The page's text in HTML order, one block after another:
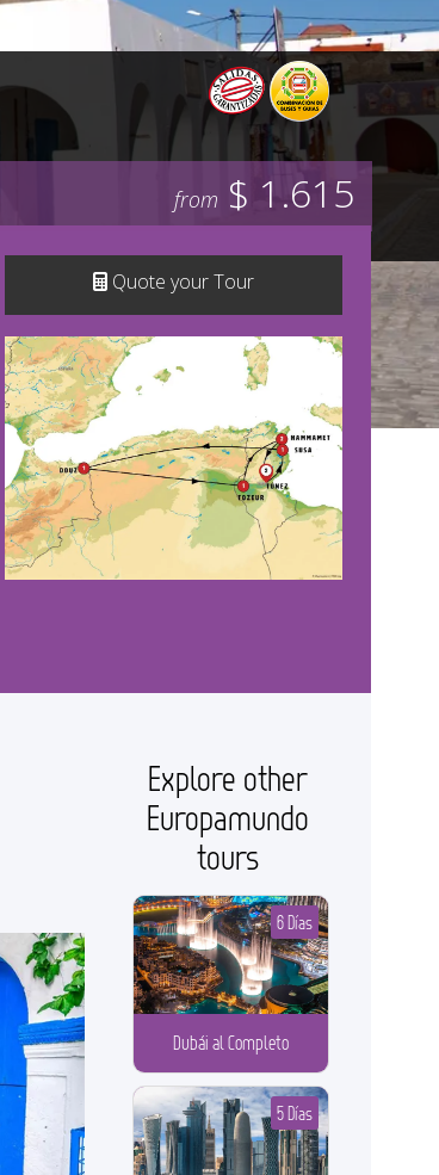
from $ 1.615
Quote your Tour
Explore other
Europamundo
tours
Dubái al Completo
6 Días
5 Días